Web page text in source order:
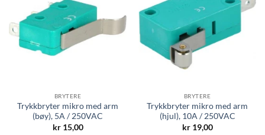
BRYTERE
Trykkbryter mikro med arm
(bøy), 5A / 250VAC
kr15,00
BRYTERE
Trykkbryter mikro med arm
(hjul), 10A / 250VAC
kr19,00